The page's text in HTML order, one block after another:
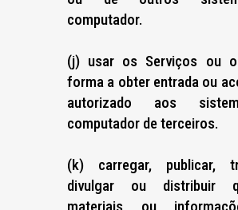
computador.
(j) usar os Serviços ou
forma a obter entrada ou
autorizado aos
computador de terceiros.
(k) carregar, publicar,
divulgar ou distribuir